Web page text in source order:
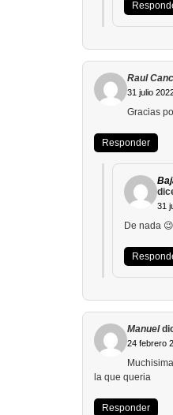
Raul
31 julio
Gracias
Responder
31
De nada
Manuel
24 febrero
la que queria
Responder